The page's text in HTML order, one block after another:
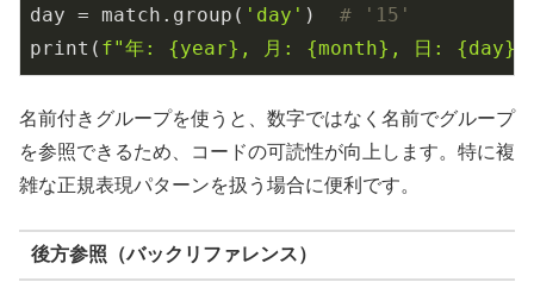
day = match.group( 'day' ) # '15'
print( f"年: {year} , 月: {month} , 日: {day}
名前付きグループを使うと、数字ではなく名前でグループ
を参照できるため、コードの可読性が向上します。特に複
雑な正規表現パターンを扱う場合に便利です。
後方参照（バックリファレンス）